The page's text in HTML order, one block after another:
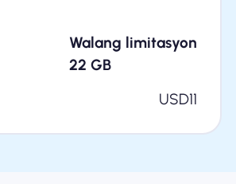
Walang limitasyon
22 GB
USD11